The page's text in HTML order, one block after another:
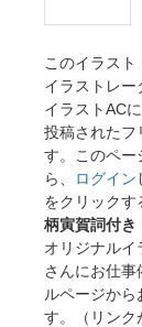
このイラスト
イラストレー
イラストAC
投稿されたフ
す。このペー
ら、
ログイン
をクリックす
柄寅賀詞付き
オリジナルイ
さんにお仕事
ルページか
す。（リンク